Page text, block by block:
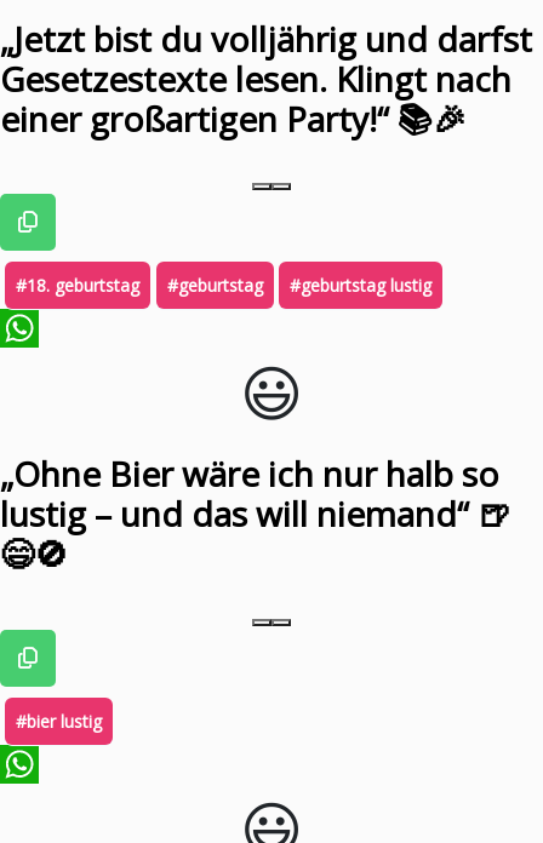
„Jetzt bist du volljährig und darfst
Gesetzestexte lesen. Klingt nach
einer großartigen Party!“ 📚🎉
#18. geburtstag #geburtstag #geburtstag lustig
😃️
„Ohne Bier wäre ich nur halb so
lustig – und das will niemand“ 🍺
😄🚫
#bier lustig